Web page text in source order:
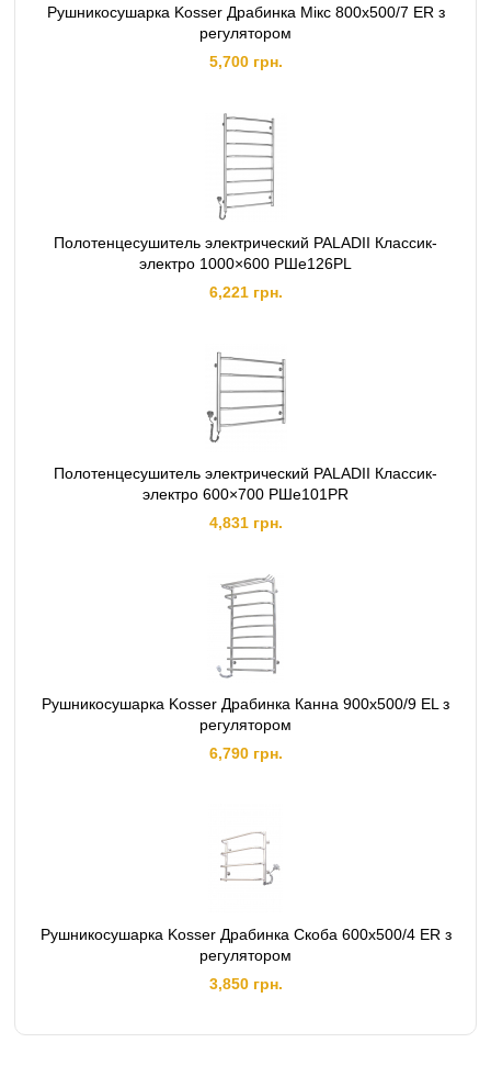
Рушникосушарка Kosser Драбинка Мiкс 800х500/7 ЕR з
регулятором
5,700 грн.
Полотенцесушитель электрический PALADII Классик-
электро 1000×600 РШе126РL
6,221 грн.
Полотенцесушитель электрический PALADII Классик-
электро 600×700 РШе101РR
4,831 грн.
Рушникосушарка Kosser Драбинка Канна 900х500/9 EL з
регулятором
6,790 грн.
Рушникосушарка Kosser Драбинка Скоба 600х500/4 ЕR з
регулятором
3,850 грн.